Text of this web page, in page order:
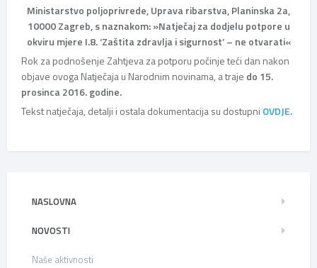
Ministarstvo poljoprivrede, Uprava ribarstva, Planinska 2a,
10000 Zagreb, s naznakom: »Natječaj za dodjelu potpore u
okviru mjere I.8. ‘Zaštita zdravlja i sigurnost’ – ne otvarati«
Rok za podnošenje Zahtjeva za potporu počinje teći dan nakon
objave ovoga Natječaja u Narodnim novinama, a traje do 15.
prosinca 2016. godine.
Tekst natječaja, detalji i ostala dokumentacija su dostupni OVDJE.
NASLOVNA
NOVOSTI
Naše aktivnosti